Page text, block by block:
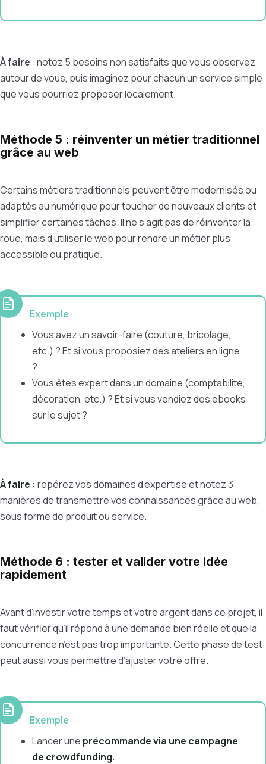
À faire : notez 5 besoins non satisfaits que vous observez
autour de vous, puis imaginez pour chacun un service simple
que vous pourriez proposer localement.
Méthode 5 : réinventer un métier traditionnel
grâce au web
Certains métiers traditionnels peuvent être modernisés ou
adaptés au numérique pour toucher de nouveaux clients et
simplifier certaines tâches. Il ne s’agit pas de réinventer la
roue, mais d’utiliser le web pour rendre un métier plus
accessible ou pratique.
Exemple
Vous avez un savoir-faire (couture, bricolage,
etc.) ? Et si vous proposiez des ateliers en ligne
?
Vous êtes expert dans un domaine (comptabilité,
décoration, etc.) ? Et si vous vendiez des ebooks
sur le sujet ?
À faire : repérez vos domaines d’expertise et notez 3
manières de transmettre vos connaissances grâce au web,
sous forme de produit ou service.
Méthode 6 : tester et valider votre idée
rapidement
Avant d’investir votre temps et votre argent dans ce projet, il
faut vérifier qu’il répond à une demande bien réelle et que la
concurrence n’est pas trop importante. Cette phase de test
peut aussi vous permettre d’ajuster votre offre.
Exemple
Lancer une précommande via une campagne
de crowdfunding.